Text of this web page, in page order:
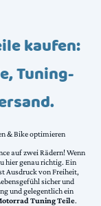
kaufen:
Tuning-
& Bike optimieren
auf zwei Rädern! Wenn
hier genau richtig. Ein
Ausdruck von Freiheit,
sicher und
und gelegentlich ein
Tuning Teile.